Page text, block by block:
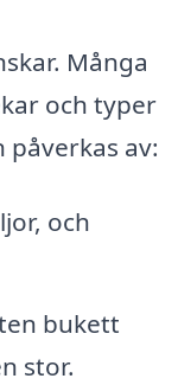
Många
och typer
påverkas av:
och
bukett
stor.